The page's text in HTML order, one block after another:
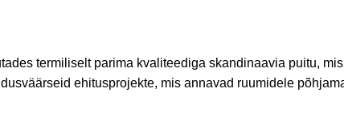
termiliselt parima kvaliteediga skandinaavia puitu,
ehitusprojekte, mis annavad ruumidele